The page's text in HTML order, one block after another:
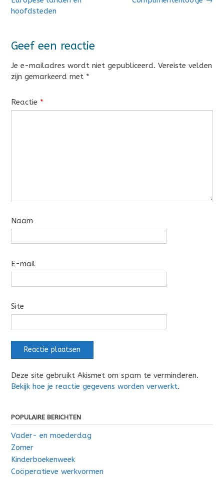
hoofdsteden
Geef een reactie
Je e-mailadres wordt niet gepubliceerd. Vereiste velden
zijn gemarkeerd met *
Reactie *
Naam
E-mail
Site
Deze site gebruikt Akismet om spam te verminderen.
Bekijk hoe je reactie gegevens worden verwerkt.
POPULAIRE BERICHTEN
Vader- en moederdag
Zomer
Kinderboekenweek
Coöperatieve werkvormen